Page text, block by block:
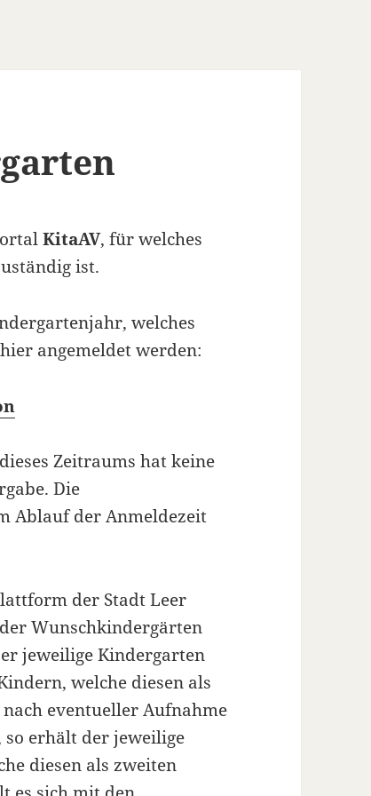
KitaAV, für welches
ist.
welches
hier angemeldet werden:
Zeitraums hat keine
Die
Ablauf der Anmeldezeit
der Stadt Leer
Wunschkindergärten
jeweilige Kindergarten
welche diesen als
eventueller Aufnahme
so erhält der jeweilige
diesen als zweiten